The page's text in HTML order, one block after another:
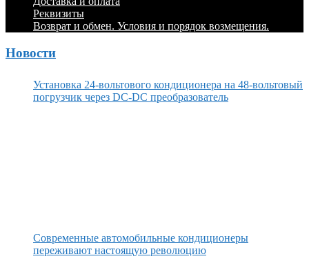
Реквизиты
Возврат и обмен. Условия и порядок возмещения.
Новости
Установка 24-вольтового кондиционера на 48-вольтовый
погрузчик через DC-DC преобразователь
Современные автомобильные кондиционеры
переживают настоящую революцию